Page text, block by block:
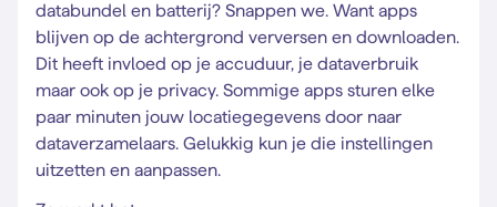
databundel en batterij? Snappen we. Want apps
blijven op de achtergrond verversen en downloaden.
Dit heeft invloed op je accuduur, je dataverbruik
maar ook op je privacy. Sommige apps sturen elke
paar minuten jouw locatiegegevens door naar
dataverzamelaars. Gelukkig kun je die instellingen
uitzetten en aanpassen.